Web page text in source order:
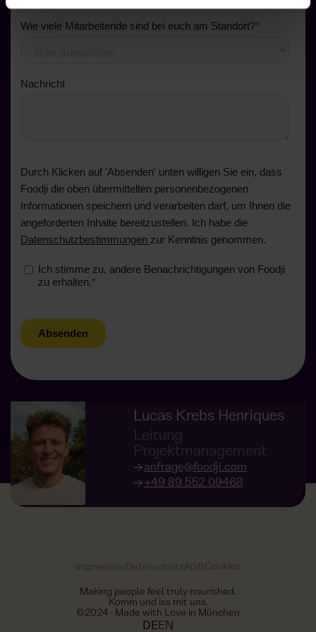
Lucas Krebs Henriques
Leitung
Projektmanagement
anfrage@foodji.com
+49 89 552 09468
Impressum DatenschutzAGBCookies
Making people feel truly nourished.
Komm und iss mit uns.
©2024 · Made with Love in München
DEEN